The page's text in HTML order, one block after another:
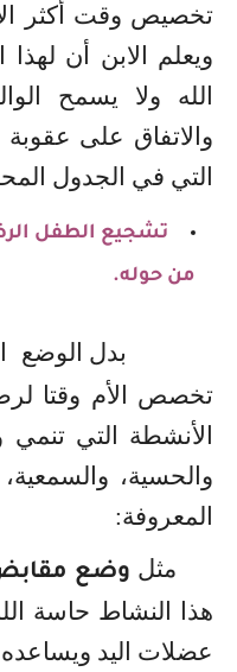
تخصيص وقت أكثر
ويعلم الابن أن لهذا
الله ولا يسمح
والاتفاق على
التي في الجدول
تشجيع الطفل
من حوله.
بدل الوضع
تخصص الأم وقتا
الأنشطة التي تنمي
والحسية،
المعروفة:
مثل وضع مقابض
هذا النشاط حاسة
عضلات اليد ويساعده